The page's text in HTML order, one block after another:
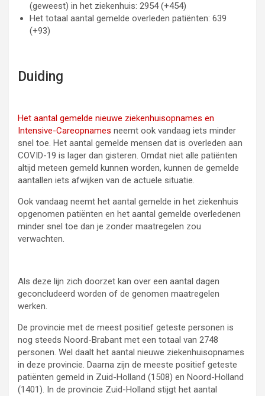
(geweest) in het ziekenhuis: 2954 (+454)
Het totaal aantal gemelde overleden patiënten: 639
(+93)
Duiding
Het aantal gemelde nieuwe ziekenhuisopnames en
Intensive-Careopnames neemt ook vandaag iets minder
snel toe. Het aantal gemelde mensen dat is overleden aan
COVID-19 is lager dan gisteren. Omdat niet alle patiënten
altijd meteen gemeld kunnen worden, kunnen de gemelde
aantallen iets afwijken van de actuele situatie.
Ook vandaag neemt het aantal gemelde in het ziekenhuis
opgenomen patiënten en het aantal gemelde overledenen
minder snel toe dan je zonder maatregelen zou
verwachten.
Als deze lijn zich doorzet kan over een aantal dagen
geconcludeerd worden of de genomen maatregelen
werken.
De provincie met de meest positief geteste personen is
nog steeds Noord-Brabant met een totaal van 2748
personen. Wel daalt het aantal nieuwe ziekenhuisopnames
in deze provincie. Daarna zijn de meeste positief geteste
patiënten gemeld in Zuid-Holland (1508) en Noord-Holland
(1401). In de provincie Zuid-Holland stijgt het aantal